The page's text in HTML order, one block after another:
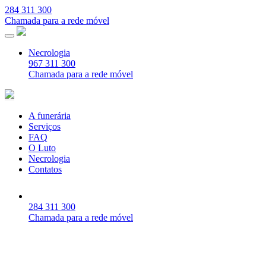
284 311 300
Chamada para a rede móvel
Necrologia
967 311 300
Chamada para a rede móvel
A funerária
Serviços
FAQ
O Luto
Necrologia
Contatos
284 311 300
Chamada para a rede móvel